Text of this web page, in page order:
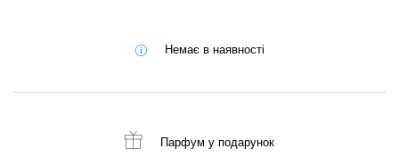
Немає в наявності
Парфум у подарунок